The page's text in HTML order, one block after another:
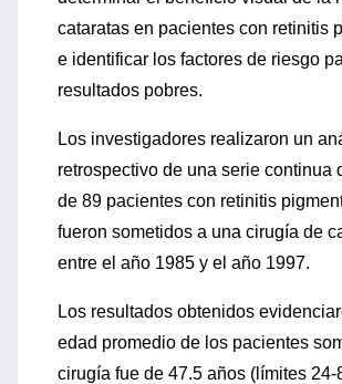
cataratas en pacientes con retinitis
e identificar los factores de riesgo
resultados pobres.
Los investigadores realizaron un
retrospectivo de una serie continua
de 89 pacientes con retinitis
fueron sometidos a una cirugía de
entre el año 1985 y el año 1997.
Los resultados obtenidos
edad promedio de los pacientes
cirugía fue de 47.5 años (límites 24-